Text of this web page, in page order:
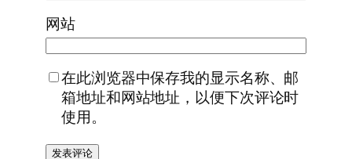
网站
在此浏览器中保存我的显示名称、邮
箱地址和网站地址，以便下次评论时
使用。